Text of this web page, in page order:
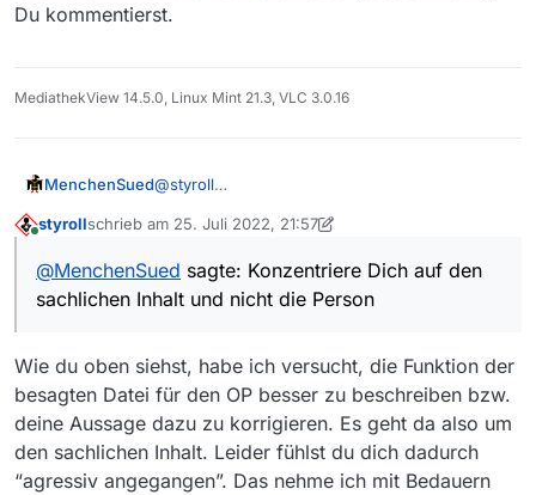
Du kommentierst.
MediathekView 14.5.0, Linux Mint 21.3, VLC 3.0.16
MenchenSued@styroll
nicht meine Sprache spricht. Du sagst das
Aber Dir scheint es Spaß zu machen, andere
Nutzer aggressiv anzugehen. Wenn Du nicht
auf den sachlichen Inhalt und nicht die Person,
dessen Beitrag Du kommentierst.
styrollschrieb am 25. Juli 2022, 21:57
zuletzt editiert von styroll
@MenchenSued sagte: Konzentriere Dich auf den
sachlichen Inhalt und nicht die Person
Wie du oben siehst, habe ich versucht, die Funktion der
besagten Datei für den OP besser zu beschreiben bzw.
deine Aussage dazu zu korrigieren. Es geht da also um
den sachlichen Inhalt. Leider fühlst du dich dadurch
“agressiv angegangen”. Das nehme ich mit Bedauern